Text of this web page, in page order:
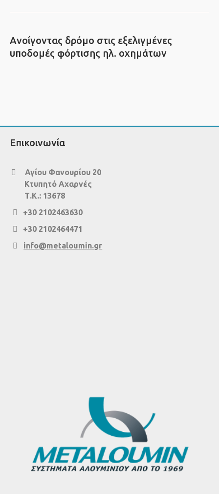
Ανοίγοντας δρόμο στις εξελιγμένες
υποδομές φόρτισης ηλ. οχημάτων
Επικοινωνία
Αγίου Φανουρίου 20
Κτυπητό Αχαρνές
Τ.Κ.: 13678
+30 2102463630
+30 2102464471
info@metaloumin.gr